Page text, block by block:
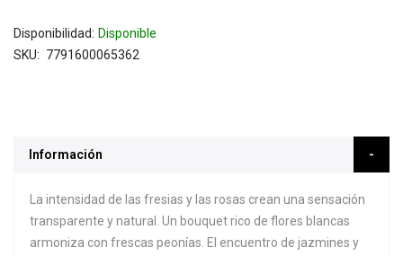
Disponibilidad: Disponible
SKU
7791600065362
Información
La intensidad de las fresias y las rosas crean una sensación
transparente y natural. Un bouquet rico de flores blancas
armoniza con frescas peonías. El encuentro de jazmines y